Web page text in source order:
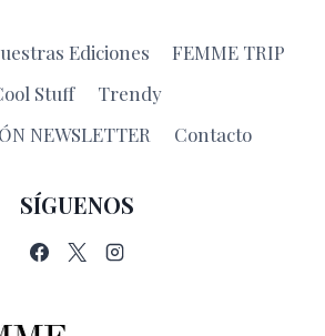
Ediciones
FEMME TRIP
Stuff
Trendy
NEWSLETTER
Contacto
SÍGUENOS